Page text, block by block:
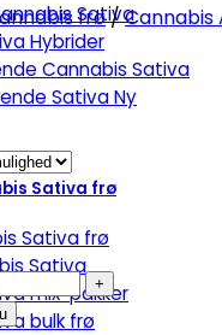
Sativa
Hybrider
Cannabis Sativa
Sativa
Sativa frø
Sativa frø
Sativa
mix-pakker
bulk frø
frø/Cannabis